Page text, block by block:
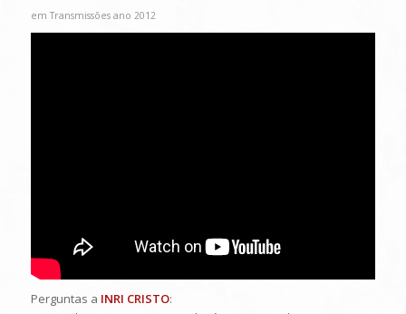
emTransmissões ano 2012
Perguntas a INRI CRISTO: